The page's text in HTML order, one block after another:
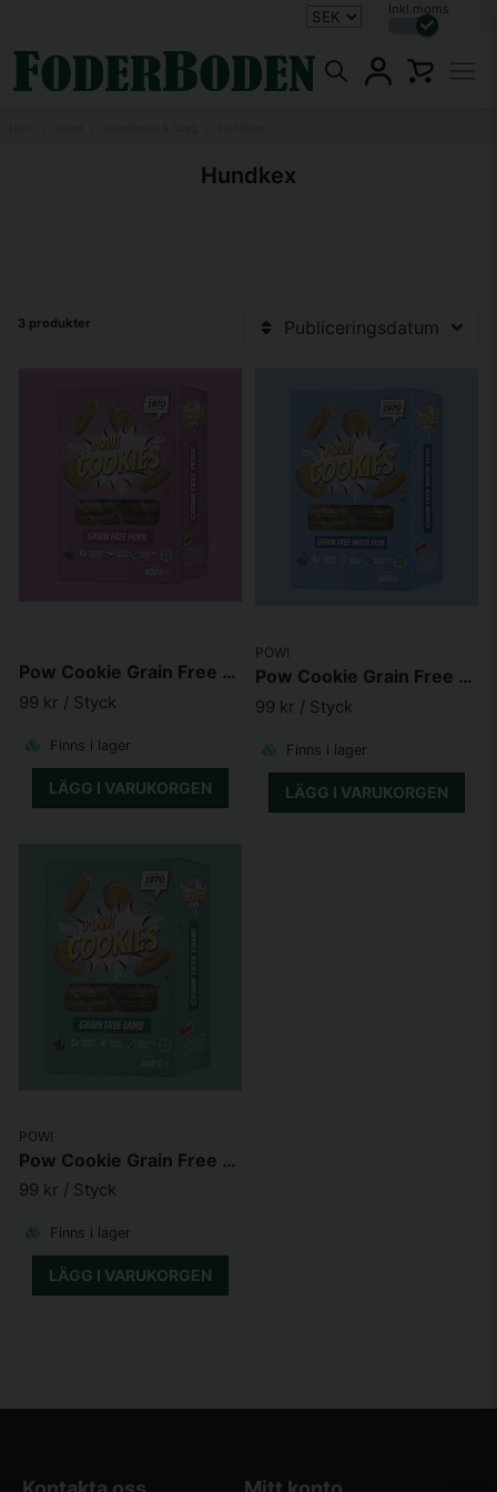
Inkl.moms
Hundkex
3 produkter Publiceringsdatum
Pow Cookie Grain Free Pork 400 g
99 kr / Styck
Finns i lager
LÄGG I VARUKORGEN
POW!
Pow Cookie Grain Free White Fish 400 g
99 kr / Styck
Finns i lager
LÄGG I VARUKORGEN
POW!
Pow Cookie Grain Free Lamb 400 g
99 kr / Styck
Finns i lager
LÄGG I VARUKORGEN